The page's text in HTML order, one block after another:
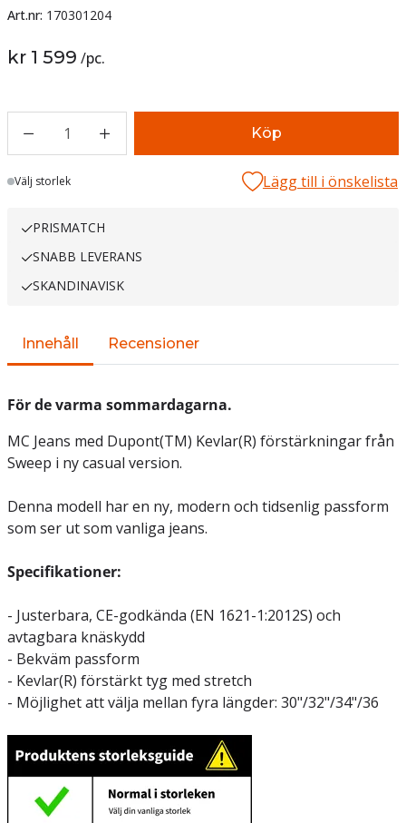
Art.nr: 170301204
kr 1 599 /pc.
1 Köp
Lager
Välj storlek Lägg till i önskelista
PRISMATCH
SNABB LEVERANS
SKANDINAVISK
Innehåll Recensioner
För de varma sommardagarna.
MC Jeans med Dupont(TM) Kevlar(R) förstärkningar från
Sweep i ny casual version.
Denna modell har en ny, modern och tidsenlig passform
som ser ut som vanliga jeans.
Specifikationer:
- Justerbara, CE-godkända (EN 1621-1:2012S) och
avtagbara knäskydd
- Bekväm passform
- Kevlar(R) förstärkt tyg med stretch
- Möjlighet att välja mellan fyra längder: 30"/32"/34"/36